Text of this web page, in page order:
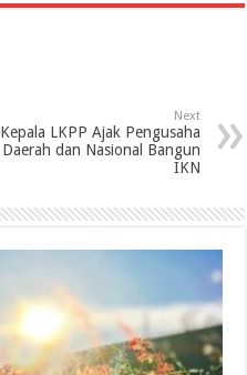
Next
Kepala LKPP Ajak Pengusaha
Daerah dan Nasional Bangun
IKN